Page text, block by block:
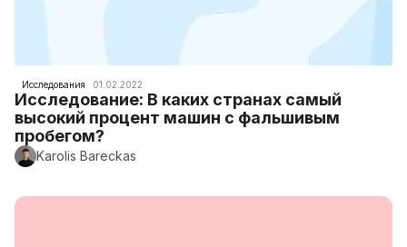
Исследования 01.02.2022
Исследование: В каких странах самый
высокий процент машин с фальшивым
пробегом?
Karolis Bareckas